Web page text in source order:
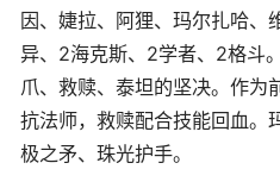
因、婕拉、阿狸、玛尔扎哈、
异、2海克斯、2学者、2格斗
爪、救赎、泰坦的坚决。作为
抗法师，救赎配合技能回血。
极之矛、珠光护手。